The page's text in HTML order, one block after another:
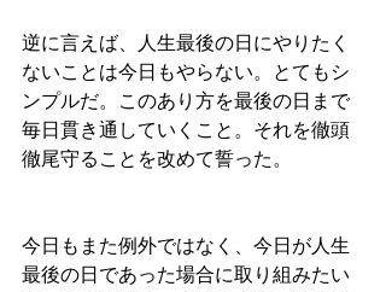
逆に言えば、人生最後の日にやりたく
ないことは今日もやらない。とてもシ
ンプルだ。このあり方を最後の日まで
毎日貫き通していくこと。それを徹頭
徹尾守ることを改めて誓った。
今日もまた例外ではなく、今日が人生
最後の日であった場合に取り組みたい